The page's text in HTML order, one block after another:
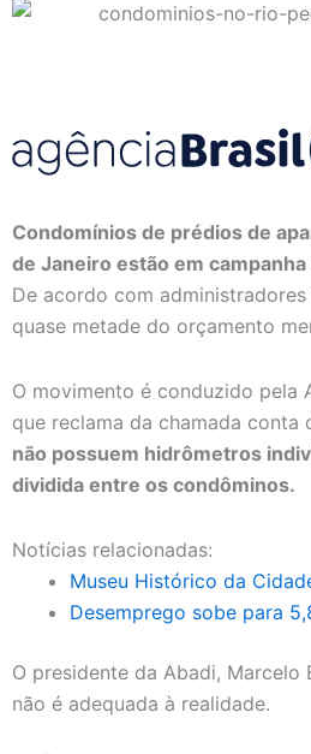
Condomínios de prédios de
de Janeiro estão em
De acordo com
quase metade do orçamento
O movimento é conduzido pela
que reclama da chamada conta
não possuem hidrômetros
dividida entre os condôminos.
Notícias relacionadas:
Museu Histórico da
Desemprego sobe para
O presidente da Abadi, Marcelo
não é adequada à realidade.